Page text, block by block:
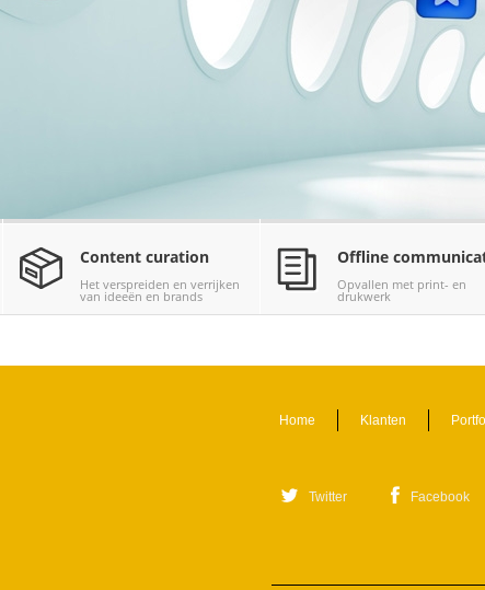
Content curation
Het verspreiden en verrijken
van ideeën en brands
Offline
Opvallen met print- en
drukwerk
Home Klanten
Twitter Facebook